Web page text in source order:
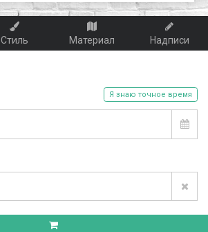
Стиль Материал Надписи
Я знаю точное время